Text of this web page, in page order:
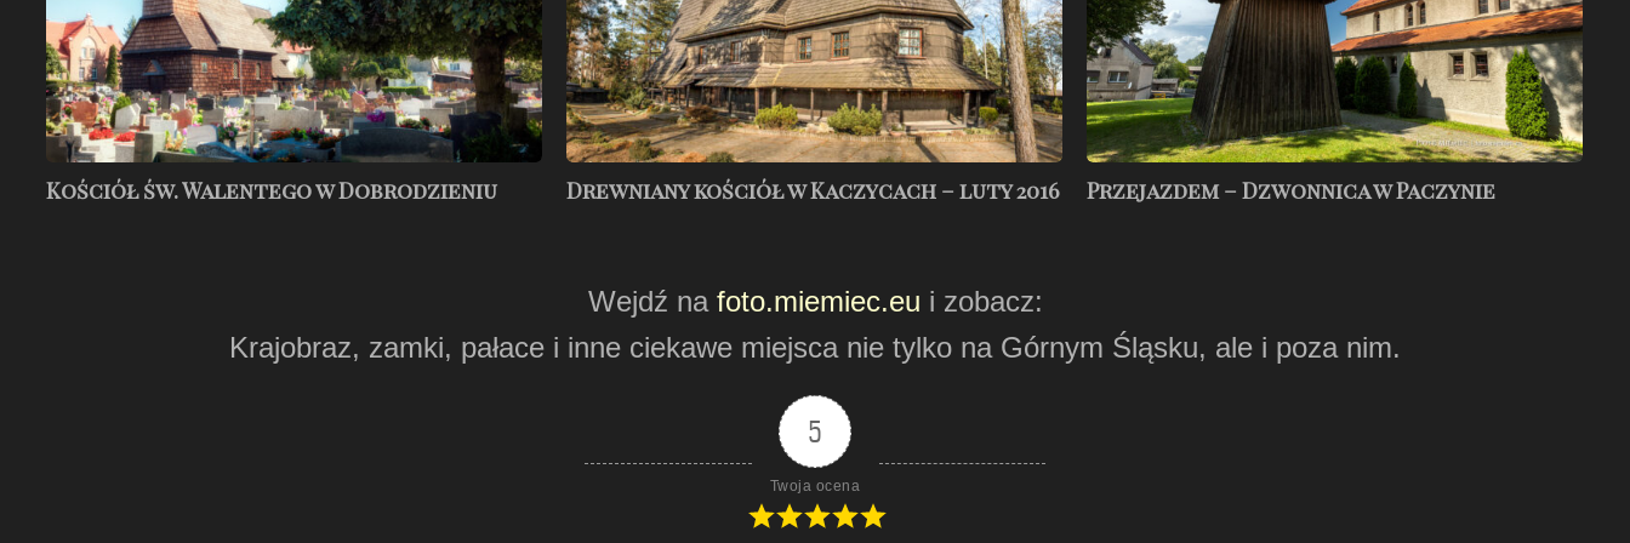
Kościół św. Walentego w Dobrodzieniu
luty
2016
Drewniany kościół w Kaczycach – luty 2016 Przejazdem – Dzwonnica w Paczynie
Wejdź na foto.miemiec.eu i zobacz:
Krajobraz, zamki, pałace i inne ciekawe miejsca nie tylko na Górnym Śląsku, ale i poza nim.
5
Twoja ocena